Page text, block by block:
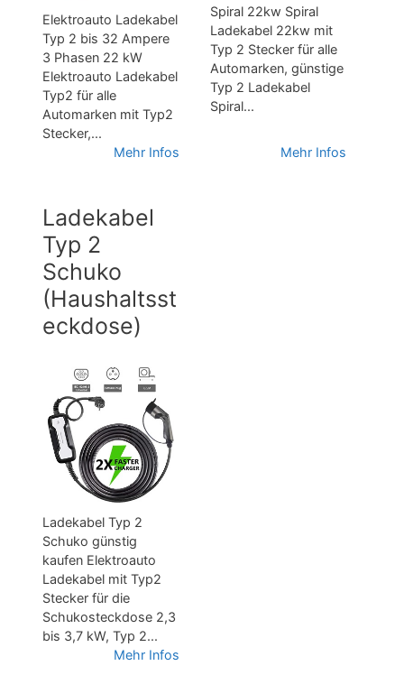
Elektroauto Ladekabel
Typ 2 bis 32 Ampere
3 Phasen 22 kW
Elektroauto Ladekabel
Typ2 für alle
Automarken mit Typ2
Stecker,...
Mehr Infos
Spiral 22kw Spiral
Ladekabel 22kw mit
Typ 2 Stecker für alle
Automarken, günstige
Typ 2 Ladekabel
Spiral...
Mehr Infos
Ladekabel
Typ 2
Schuko
(Haushaltsst
eckdose)
Ladekabel Typ 2
Schuko günstig
kaufen Elektroauto
Ladekabel mit Typ2
Stecker für die
Schukosteckdose 2,3
bis 3,7 kW, Typ 2...
Mehr Infos